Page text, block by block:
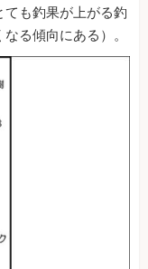
ても釣果が上がる釣
る傾向にある）。